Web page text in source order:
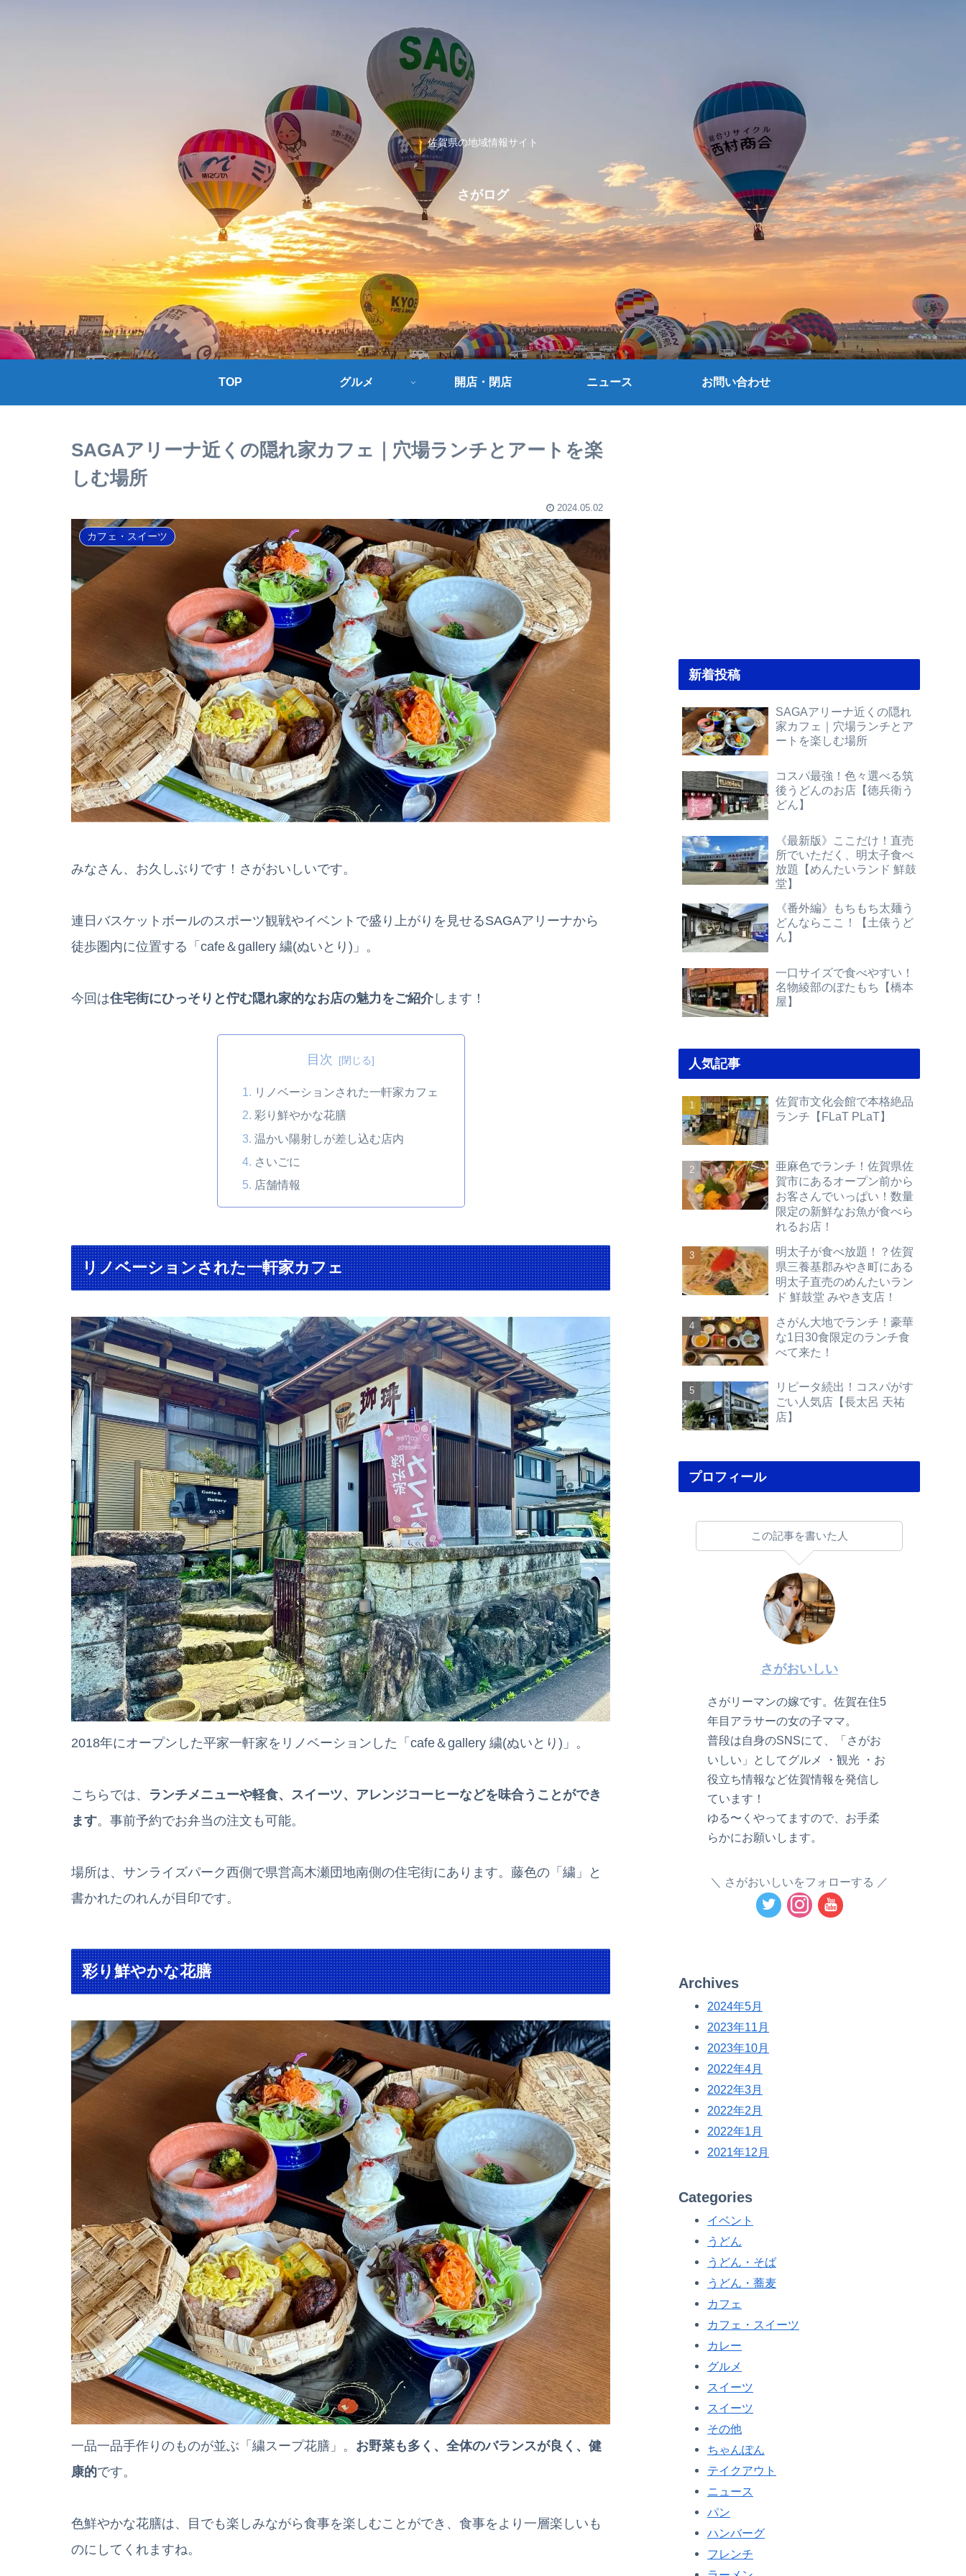
佐賀県の地域情報サイト
さがログ
TOP グルメ 開店・閉店 ニュース お問い合わせ
SAGAアリーナ近くの隠れ家カフェ｜穴場ランチとアートを楽
しむ場所
2024.05.02
カフェ・スイーツ
みなさん、お久しぶりです！さがおいしいです。
連日バスケットボールのスポーツ観戦やイベントで盛り上がりを見せるSAGAアリーナから
徒歩圏内に位置する「cafe＆gallery 繍(ぬいとり)」。
今回は住宅街にひっそりと佇む隠れ家的なお店の魅力をご紹介します！
目次
リノベーションされた一軒家カフェ
彩り鮮やかな花膳
温かい陽射しが差し込む店内
さいごに
店舗情報
リノベーションされた一軒家カフェ
2018年にオープンした平家一軒家をリノベーションした「cafe＆gallery 繍(ぬいとり)」。
こちらでは、 ランチメニューや軽食、スイーツ、アレンジコーヒーなどを味合うことができ
ます。事前予約でお弁当の注文も可能。
場所は、サンライズパーク西側で県営高木瀬団地南側の住宅街にあります。藤色の「繍」と
書かれたのれんが目印です。
彩り鮮やかな花膳
一品一品手作りのものが並ぶ「繍スープ花膳」。 お野菜も多く、全体のバランスが良く、健
康的です。
色鮮やかな花膳は、目でも楽しみながら食事を楽しむことができ、食事をより一層楽しいも
のにしてくれますね。
新着投稿
SAGAアリーナ近くの隠れ
家カフェ｜穴場ランチとア
ートを楽しむ場所
コスパ最強！色々選べる筑
後うどんのお店【徳兵衛う
どん】
《最新版》ここだけ！直売
所でいただく、明太子食べ
放題【めんたいランド 鮮鼓
堂】
《番外編》もちもち太麺う
どんならここ！【土俵うど
ん】
一口サイズで食べやすい！
名物綾部のぼたもち【橋本
屋】
人気記事
佐賀市文化会館で本格絶品
ランチ【FLaT PLaT】
亜麻色でランチ！佐賀県佐
賀市にあるオープン前から
お客さんでいっぱい！数量
限定の新鮮なお魚が食べら
れるお店！
明太子が食べ放題！？佐賀
県三養基郡みやき町にある
明太子直売のめんたいラン
ド 鮮鼓堂 みやき支店！
さがん大地でランチ！豪華
な1日30食限定のランチ食
べて来た！
リピータ続出！コスパがす
ごい人気店【長太呂 天祐
店】
プロフィール
この記事を書いた人
さがおいしい
さがリーマンの嫁です。佐賀在住5
年目アラサーの女の子ママ。
普段は自身のSNSにて、「さがお
いしい」としてグルメ ・観光 ・お
役立ち情報など佐賀情報を発信し
ています！
ゆる〜くやってますので、お手柔
らかにお願いします。
さがおいしいをフォローする
Archives
2024年5月
2023年11月
2023年10月
2022年4月
2022年3月
2022年2月
2022年1月
2021年12月
Categories
イベント
うどん
うどん・そば
うどん・蕎麦
カフェ
カフェ・スイーツ
カレー
グルメ
スイーツ
スイーツ
その他
ちゃんぽん
テイクアウト
ニュース
パン
ハンバーグ
フレンチ